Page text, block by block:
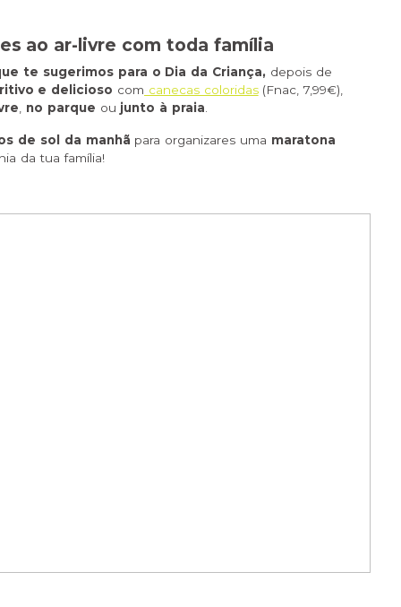
ao ar-livre com toda família
te sugerimos para o Dia da Criança, depois de
e delicioso com canecas coloridas(Fnac, 7,99€),
, no parque ou junto à praia.
de sol da manhã para organizares uma maratona
da tua família!